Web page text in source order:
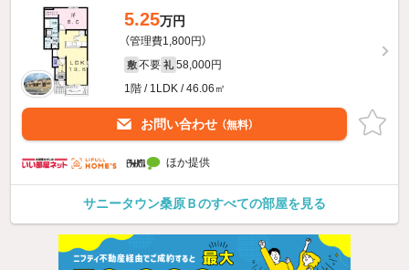
5.25万円
（管理費1,800円）
敷 不要 礼 58,000円
1階 / 1LDK / 46.06㎡
お問い合わせ （無料）
ほか提供
サニータウン桑原Ｂのすべての部屋を見る